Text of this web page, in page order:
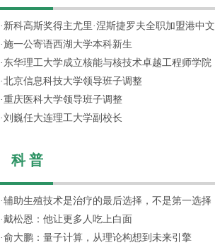
· 新科高斯奖得主尤里·涅斯捷罗夫全职加盟港中文
·施一公寄语西湖大学本科新生
· 东华理工大学成立核能与核技术卓越工程师学院
·北京信息科技大学领导班子调整
·重庆医科大学领导班子调整
·刘巍任大连理工大学副校长
科 普
·辅助生殖技术是治疗的最后选择，不是第一选择
·戴松恩：他让更多人吃上白面
·俞大鹏：量子计算，从理论构想到未来引擎